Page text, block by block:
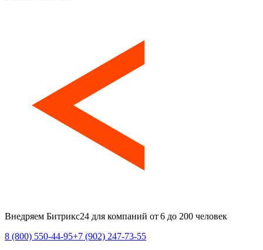
Внедряем Битрикс24 для компаний от 6 до 200 человек
8 (800) 550-44-95+7 (902) 247-73-55